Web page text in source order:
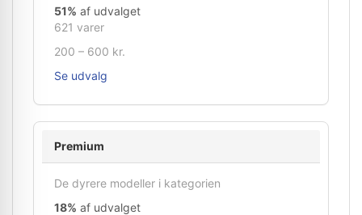
51% af udvalget
621 varer
200 – 600 kr.
Se udvalg
Premium
De dyrere modeller i kategorien
18% af udvalget